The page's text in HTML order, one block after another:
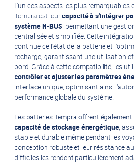
L'un des aspects les plus remarquables
Tempra est leurcapacité à s'intégrer
système N-BUS, permettant une
centralisée et simplifiée. Cette
continue de l'état de la batterie et
recharge, garantissant une utilisation
bord. Grâce à cette compatibilité, les
contrôler et ajuster les paramètres
interface unique, optimisant ainsi
performance globale du système.
Les batteries Tempra offrent également
capacité de stockage énergétique,
stable et durable même pendant les
conception robuste et leur résistance
difficiles les rendent particulièrement